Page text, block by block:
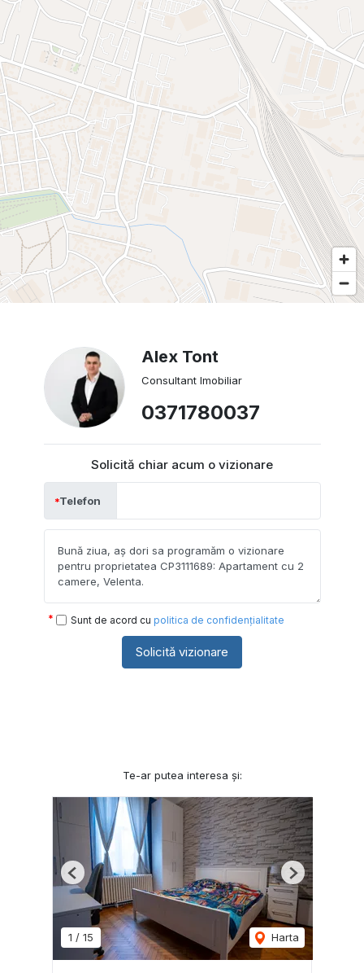
Alex Tont
Consultant Imobiliar
0371780037
Solicită chiar acum o vizionare
Telefon
Sunt de acord cu politica de confidențialitate
Solicită vizionare
Te-ar putea interesa și:
1 / 15 Harta
Previous Next